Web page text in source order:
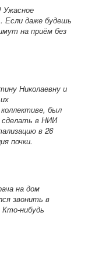
Ужасное
Если даже будешь
на приём без
Николаевну и
был
сделать в НИИ
в 26
почки.
на дом
звонить в
нибудь